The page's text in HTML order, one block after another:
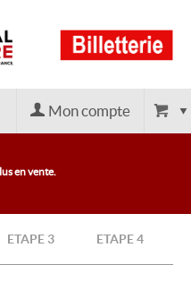
Mon compte
en vente.
ETAPE 3 ETAPE 4